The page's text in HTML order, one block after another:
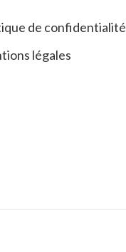
de confidentialité
légales